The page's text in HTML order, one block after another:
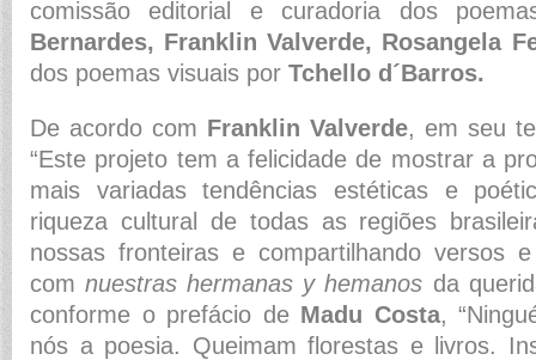
comissão editorial e curadoria dos
Bernardes, Franklin Valverde, Rosangela
dos poemas visuais por Tchello d´Barros.
De acordo com Franklin Valverde, em seu
“Este projeto tem a felicidade de mostrar a
mais variadas tendências estéticas e
riqueza cultural de todas as regiões
nossas fronteiras e compartilhando versos
comnuestras hermanas y hemanos da
conforme o prefácio de Madu Costa,
nós a poesia. Queimam florestas e livros.